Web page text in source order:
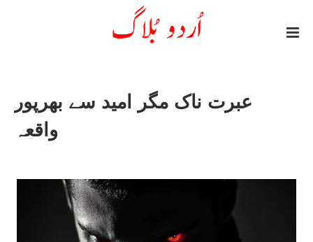
عبرت ناک مگر امید سے بھرپور
واقعہ